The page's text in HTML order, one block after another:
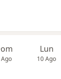
Lun
10 Ago